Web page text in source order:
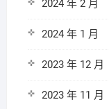
2024 年 2 月
2024 年 1 月
2023 年 12 月
2023 年 11 月